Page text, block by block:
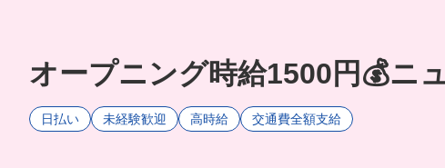
オープニング時給1500円💰ニ
日払い 未経験歓迎 高時給 交通費全額支給